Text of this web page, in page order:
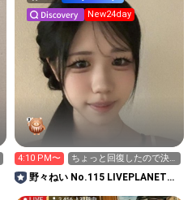
New24day
4:10 PM〜
ちょっと回復したので決
勝4日目きっかけ。
野々ねい No.115 LIVEPLANET新